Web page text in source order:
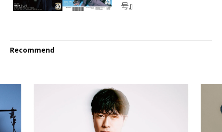
号』
Recommend